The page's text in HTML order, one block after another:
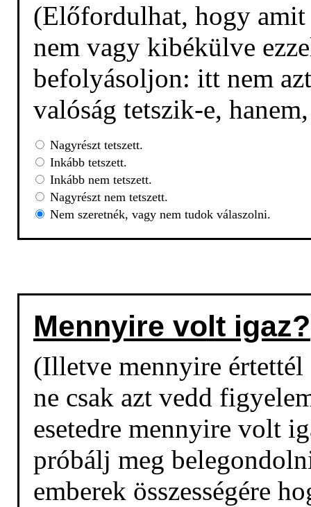
(Előfordulhat, hogy amit
nem vagy kibékülve
befolyásoljon: itt nem
valóság tetszik-e,
Nagyrészt tetszett.
Inkább tetszett.
Inkább nem tetszett.
Nagyrészt nem tetszett.
Nem szeretnék, vagy nem tudok válaszolni.
Mennyire volt igaz?
(Illetve mennyire
ne csak azt vedd
esetedre mennyire volt
próbálj meg
emberek összességére